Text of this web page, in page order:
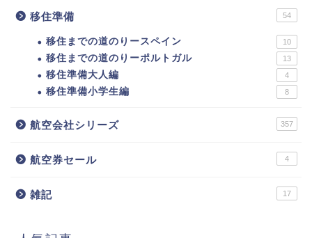
移住準備 54
移住までの道のりースペイン 10
移住までの道のりーポルトガル 13
移住準備大人編 4
移住準備小学生編 8
航空会社シリーズ 357
航空券セール 4
雑記 17